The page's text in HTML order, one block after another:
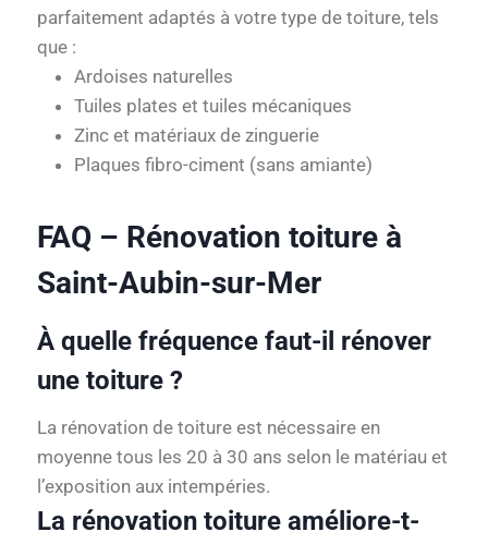
parfaitement adaptés à votre type de toiture, tels
que :
Ardoises naturelles
Tuiles plates et tuiles mécaniques
Zinc et matériaux de zinguerie
Plaques fibro-ciment (sans amiante)
FAQ – Rénovation toiture à
Saint-Aubin-sur-Mer
À quelle fréquence faut-il rénover
une toiture ?
La rénovation de toiture est nécessaire en
moyenne tous les 20 à 30 ans selon le matériau et
l’exposition aux intempéries.
La rénovation toiture améliore-t-